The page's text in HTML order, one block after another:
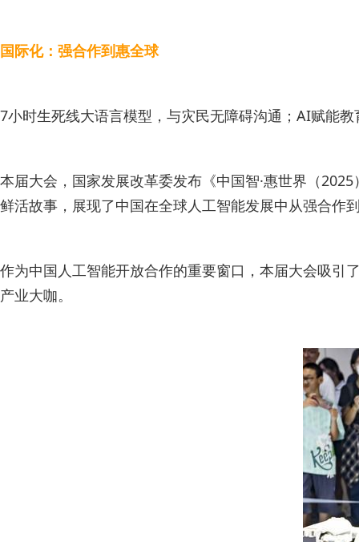
国际化：强合作到惠全球
7小时生死线大语言模型，与灾民无障碍沟通；AI赋能
本届大会，国家发展改革委发布《中国智·惠世界（
鲜活故事，展现了中国在全球人工智能发展中从强合作
作为中国人工智能开放合作的重要窗口，本届大会吸引
产业大咖。